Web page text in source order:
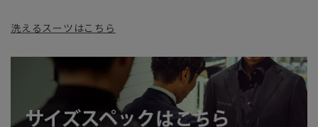
洗えるスーツはこちら